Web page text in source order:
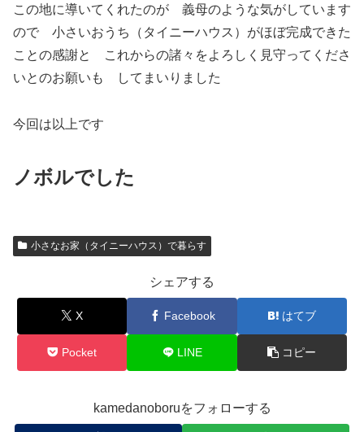
この地に導いてくれたのが 義母のような気がしています
ので 小さいおうち（タイニーハウス）がほぼ完成できた
ことの感謝と これからの諸々をよろしく見守ってくださ
いとのお願いも してまいりました
今回は以上です
ノボルでした
小さなお家（タイニーハウス）で暮らす
シェアする
X Facebook はてブ
Pocket LINE コピー
kamedanoboruをフォローする